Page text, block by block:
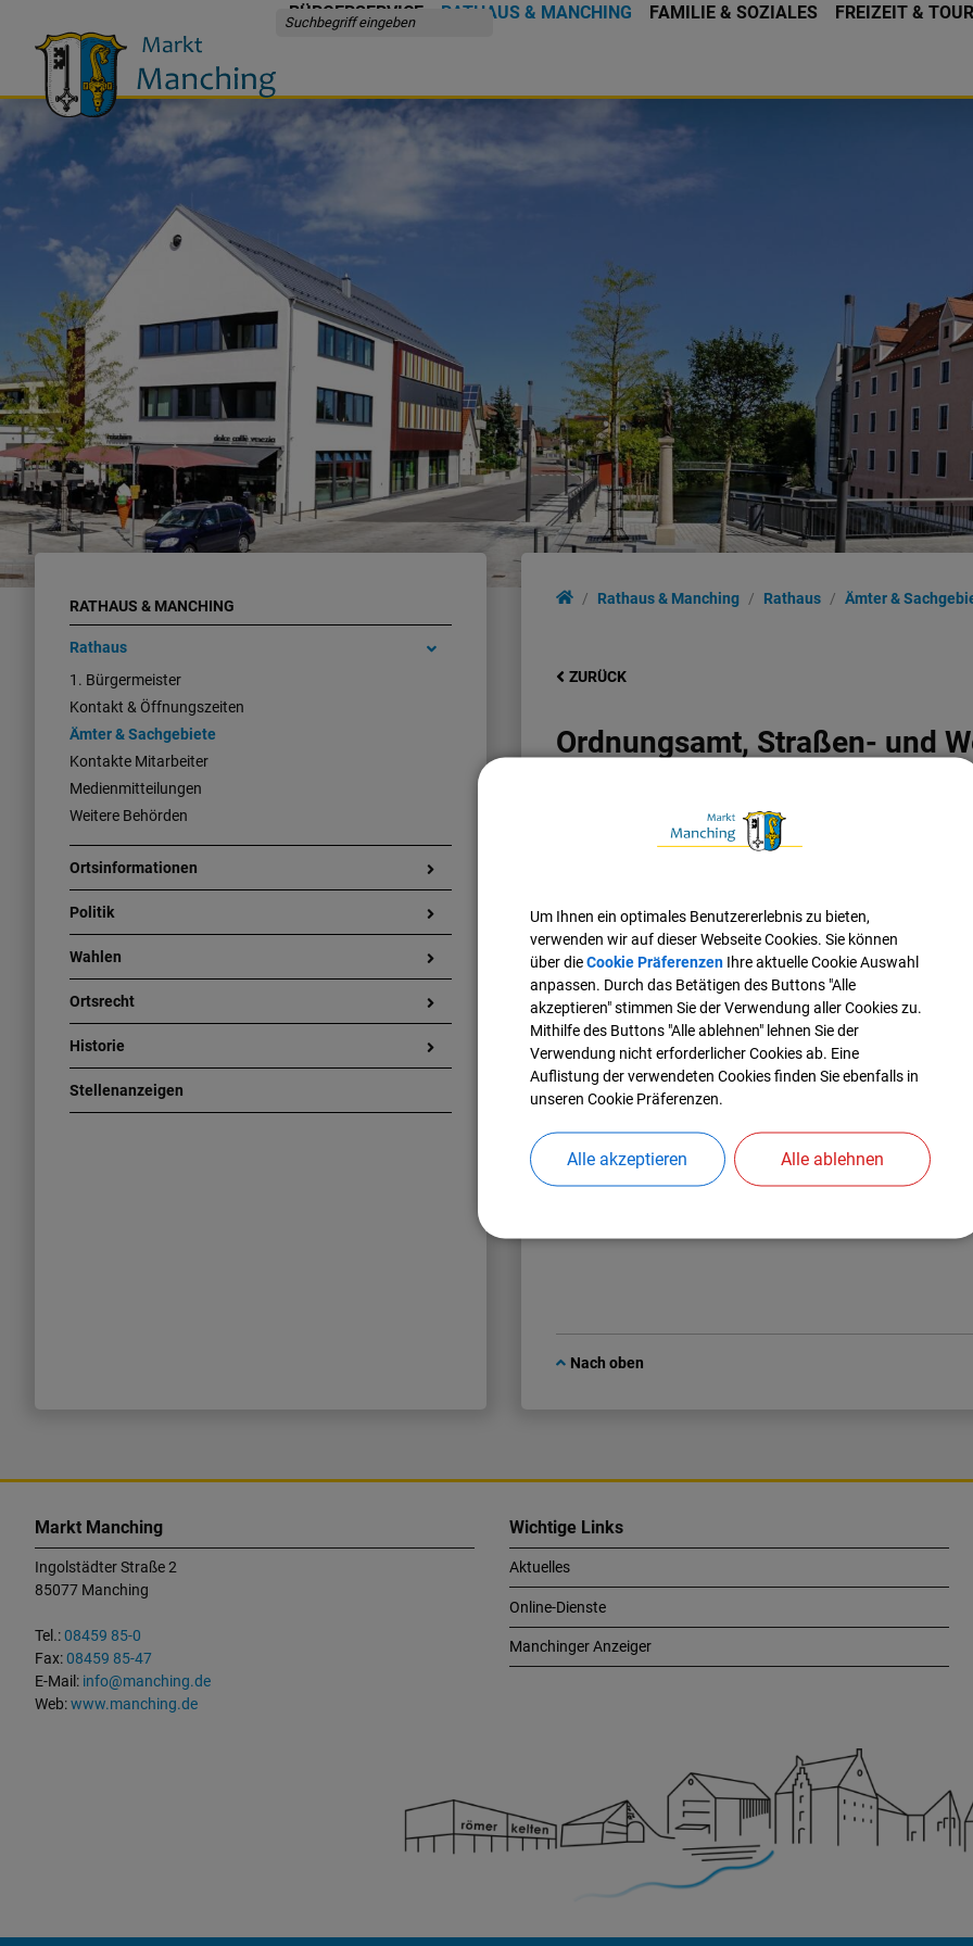
BÜRGERSERVICE RATHAUS & MANCHING FAMILIE & SOZIALES FREIZEIT &
RATHAUS & MANCHING
Rathaus
1. Bürgermeister
Kontakt & Öffnungszeiten
Ämter & Sachgebiete
Kontakte Mitarbeiter
Medienmitteilungen
Weitere Behörden
Ortsinformationen
Politik
Wahlen
Ortsrecht
Historie
Stellenanzeigen
Rathaus & Manching Rathaus Ämter &
ZURÜCK
Ordnungsamt, Straßen- und
Stellvertretende Leitung:
Spiegl
E-Mail:sandro.spiegl@manching.de
Mitarbeiter*in:
LisaBreternitz
Tel.:08459 85-17
E-Mail:lisa.breternitz@manching.de
NinaRegler
Tel.:08459 85-61
Nach oben
e
Markt Manching
Ingolstädter Straße 2
85077 Manching
Tel.:08459 85-0
Fax:08459 85-47
E-Mail: info@manching.de
Web:www.manching.de
Wichtige Links
Aktuelles
Online-Dienste
Manchinger Anzeiger
Um Ihnen ein optimales Benutzererlebnis zu bieten,
verwenden wir auf dieser Webseite Cookies. Sie können
über dieCookie PräferenzenIhre aktuelle Cookie Auswahl
anpassen. Durch das Betätigen des Buttons "Alle
akzeptieren" stimmen Sie der Verwendung aller Cookies zu.
Mithilfe des Buttons "Alle ablehnen" lehnen Sie der
Verwendung nicht erforderlicher Cookies ab. Eine
Auflistung der verwendeten Cookies finden Sie ebenfalls in
unseren Cookie Präferenzen.
Alle akzeptieren Alle ablehnen